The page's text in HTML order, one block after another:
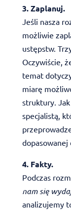
3. Zaplanuj.
Jeśli nasza
możliwie
ustępstw.
Oczywiście,
temat
miarę
struktury.
specjalistą,
dopasowanej
4. Fakty.
Podczas
nam się
analizujemy